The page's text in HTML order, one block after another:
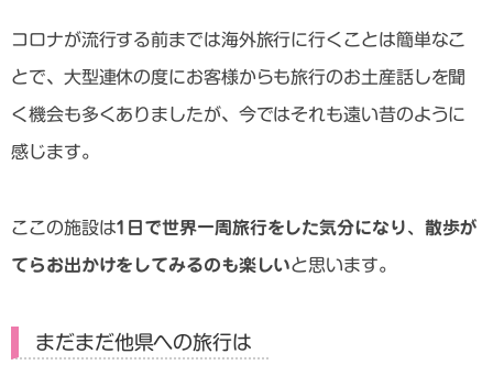
コロナが流行する前までは海外旅行に行くことは簡単なこ
とで、大型連休の度にお客様からも旅行のお土産話しを聞
く機会も多くありましたが、今ではそれも遠い昔のように
感じます。
ここの施設は1日で世界一周旅行をした気分になり、散歩が
てらお出かけをしてみるのも楽しいと思います。
まだまだ他県への旅行は